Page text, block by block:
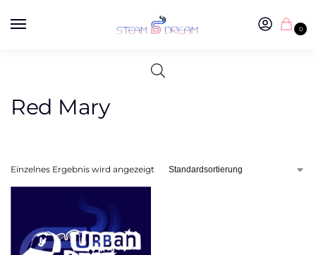
0
Red Mary
Einzelnes Ergebnis wird angezeigt